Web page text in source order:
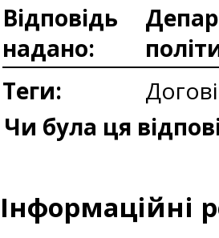
Відповідь
надано:
Теги:
Чи була ця
Інформаційні